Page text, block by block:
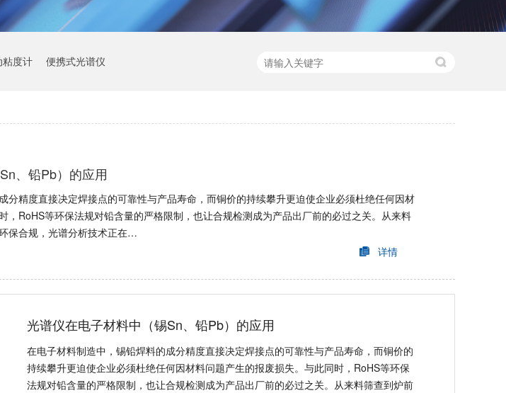
粘度计 便携式光谱仪
、铅Pb）的应用
分精度直接决定焊接点的可靠性与产品寿命，而铜价的持续攀升更迫使企业必须杜绝任何因材
，RoHS等环保法规对铅含量的严格限制，也让合规检测成为产品出厂前的必过之关。从来料
保合规，光谱分析技术正在…
详情
光谱仪在电子材料中（锡Sn、铅Pb）的应用
在电子材料制造中，锡铅焊料的成分精度直接决定焊接点的可靠性与产品寿命，而铜价的
持续攀升更迫使企业必须杜绝任何因材料问题产生的报废损失。与此同时，RoHS等环保
法规对铅含量的严格限制，也让合规检测成为产品出厂前的必过之关。从来料筛查到炉前